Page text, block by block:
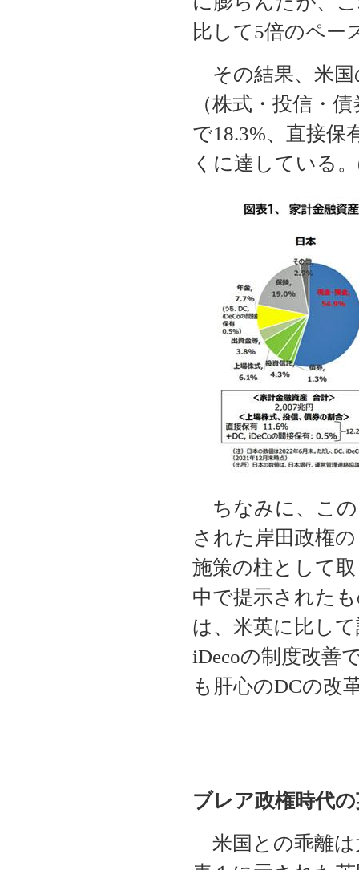
比して5倍のペー
その結果、米国
（株式・投信・
で18.3%、直接保
くに達している
ちなみに、この
された岸田政権
施策の柱として
中で提示された
は、米英に比し
iDecoの制度改善
も肝心のDCの改
ブレア政権時代
米国との乖離は